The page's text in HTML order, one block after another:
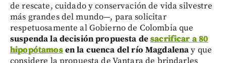
de rescate, cuidado y conservación de vida silvestre
más grandes del mundo—, para solicitar
respetuosamente al Gobierno de Colombia que
suspenda la decisión propuesta desacrificar a 80
hipopótamosen la cuenca del río Magdalenay que